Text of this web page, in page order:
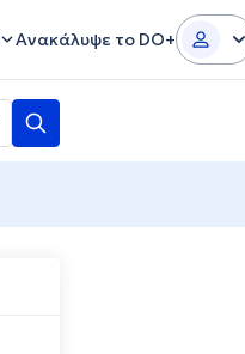
Ανακάλυψε το DO+